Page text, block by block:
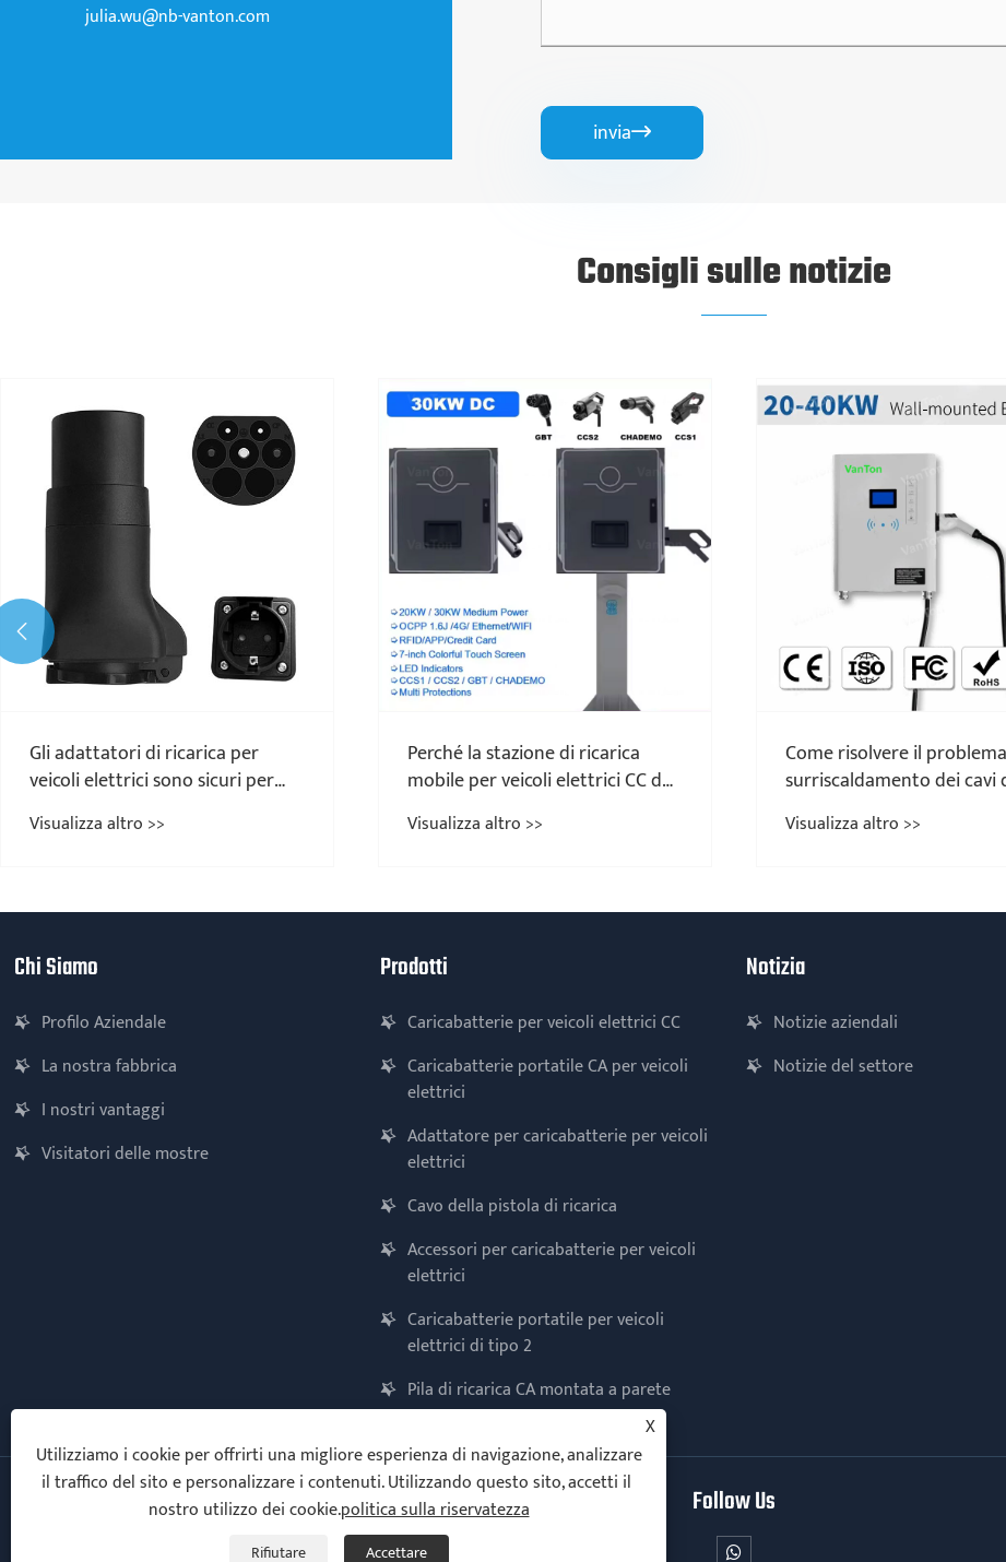
julia.wu@nb-vanton.com
invia
Consigli sulle notizie
Gli adattatori di ricarica per
veicoli elettrici sono sicuri per
l'uso quotidiano?
Visualizza altro >>
Perché la stazione di ricarica
mobile per veicoli elettrici CC da
30 kW sta trasformando la
potenza dei veicoli elettrici?
Visualizza altro >>
Come risolvere il
surriscaldamento dei cavi
ricarica dei veicoli elettrici?
Visualizza altro >>

Chi Siamo
Profilo Aziendale
La nostra fabbrica
I nostri vantaggi
Visitatori delle mostre
Prodotti
Caricabatterie per veicoli elettrici CC
Caricabatterie portatile CA per veicoli
elettrici
Adattatore per caricabatterie per veicoli
elettrici
Cavo della pistola di ricarica
Accessori per caricabatterie per veicoli
elettrici
Caricabatterie portatile per veicoli
elettrici di tipo 2
Pila di ricarica CA montata a parete
Notizia
Notizie aziendali
Notizie del settore
Copyright © 2025 Ningbo Vanton EV Charger Co., Ltd. Tutti i diritti
Follow Us
X
Utilizziamo i cookie per offrirti una migliore esperienza di navigazione, analizzare
il traffico del sito e personalizzare i contenuti. Utilizzando questo sito, accetti il ​​
nostro utilizzo dei cookie.politica sulla riservatezza
Rifiutare Accettare